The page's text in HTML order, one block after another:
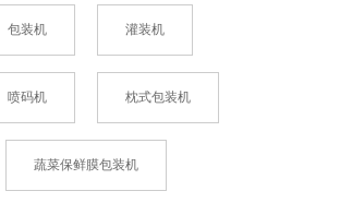
包装机 灌装机
喷码机 枕式包装机
蔬菜保鲜膜包装机